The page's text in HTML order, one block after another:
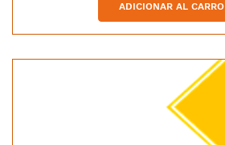
ADICIONAR AL CARRO